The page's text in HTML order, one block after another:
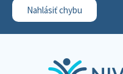
Nahlásiť chybu